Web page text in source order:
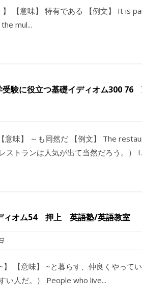
】 【意味】 特有である 【例文】 It is
mul...
受験に役立つ基礎イディオム300
意味】 ～も同然だ 【例文】 The
ストランは人気が出て当然だろう。）
ィオム54 押上 英語塾/英語教室
】 【意味】 ~と暮らす、仲良くやって
い人だ。） People who live...